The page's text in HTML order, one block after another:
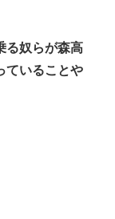
る奴らが森高
ていることや